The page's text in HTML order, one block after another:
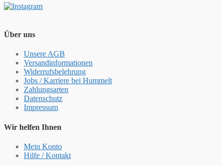
Über uns
Unsere AGB
Versandinformationen
Widerrufsbelehrung
Jobs / Karriere bei Hummelt
Zahlungsarten
Datenschutz
Impressum
Wir helfen Ihnen
Mein Konto
Hilfe / Kontakt